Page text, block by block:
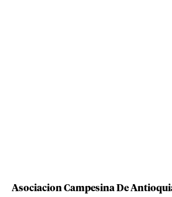
Asociacion Campesina De